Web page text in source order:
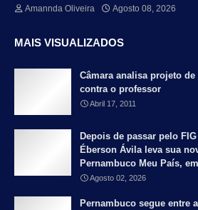
Amannda Oliveira Agosto 08, 2026
MAIS VISUALIZADOS
Câmara analisa projeto
contra o professor
Abril 17, 2011
Depois de passar pelo
Éberson Ávila leva sua
Pernambuco Meu País,
Agosto 02, 2026
Pernambuco segue entre